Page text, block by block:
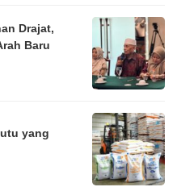
Drajat,
Baru
yang